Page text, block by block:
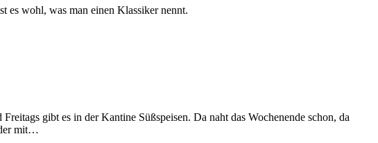
es wohl, was man einen Klassiker nennt.
gibt es in der Kantine Süßspeisen. Da naht das Wochenende schon, da
mit…